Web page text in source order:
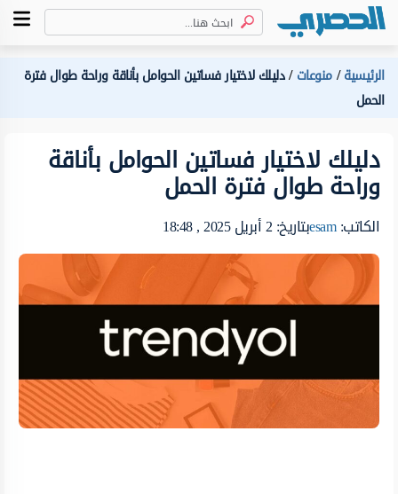
الرئيسية منوعات دليلك لاختيار فساتين الحوامل بأناقة وراحة طوال فترة
الحمل
دليلك لاختيار فساتين الحوامل بأناقة
وراحة طوال فترة الحمل
الكاتب:esamبتاريخ: 2 أبريل 2025 , 18:48